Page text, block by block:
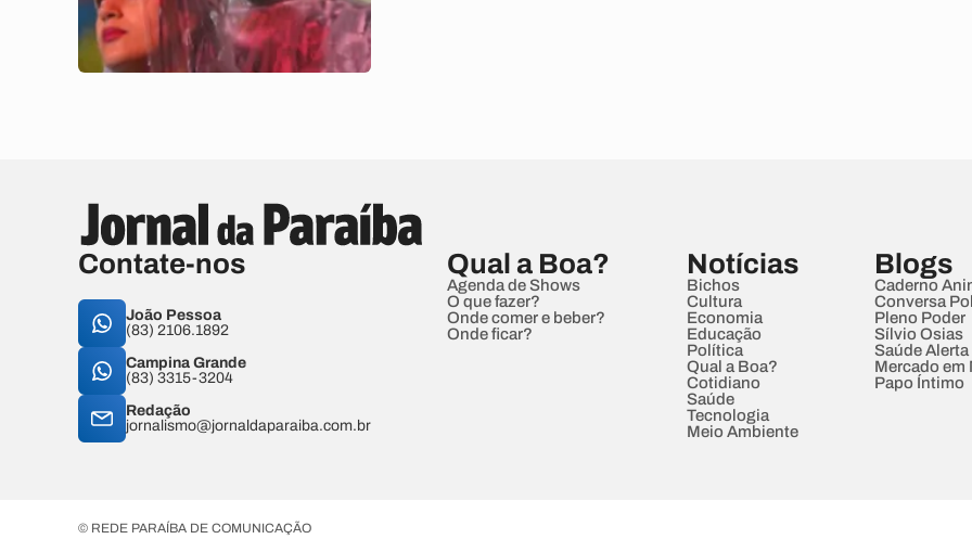
Contate-nos
João Pessoa
(83) 2106.1892
Campina Grande
(83) 3315-3204
Redação
jornalismo@jornaldaparaiba.com.br
Qual a Boa?
Agenda de Shows
O que fazer?
Onde comer e beber?
Onde ficar?
Notícias
Bichos
Cultura
Economia
Educação
Política
Qual a Boa?
Cotidiano
Saúde
Tecnologia
Meio Ambiente
Blogs
Caderno
Conversa
Pleno Poder
Sílvio Osias
Saúde Alerta
Mercado em
Papo Íntimo
© REDE PARAÍBA DE COMUNICAÇÃO